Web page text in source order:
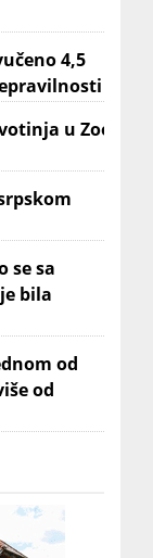
4,5
u Zoo
se sa
bila
od
od